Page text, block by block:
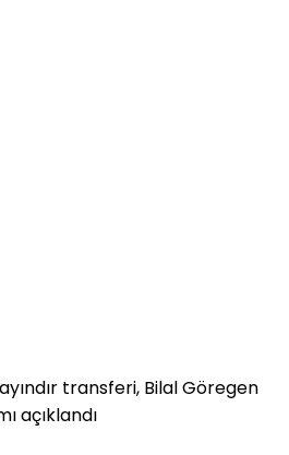
transferi, Bilal Göregen
açıklandı